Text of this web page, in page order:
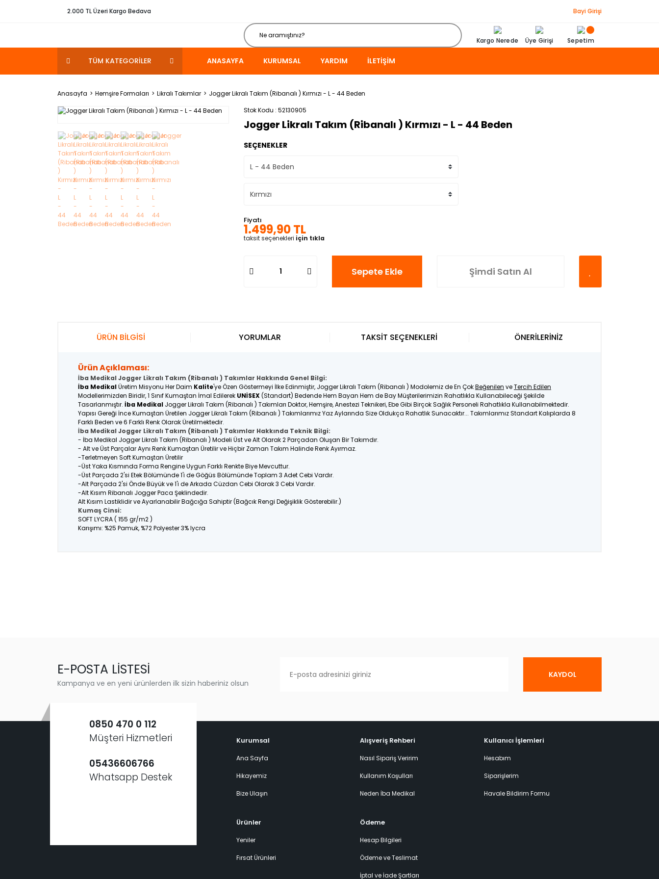
2.000 TL Üzeri Kargo Bedava Bayi Girişi
Kargo Nerede Üye Girişi Sepetim
TÜM KATEGORİLER ANASAYFA KURUMSAL YARDIM İLETIŞIM
Anasayfa Hemşire Formaları Likralı Takımlar
Jogger Likralı Takım (Ribanalı ) Kırmızı - L - 44 Beden
Stok Kodu 52130905
Jogger Likralı Takım (Ribanalı ) Kırmızı - L - 44 Beden
SEÇENEKLER
Fiyatı
1.499,90 TL
taksit seçenekleri için tıkla
Sepete Ekle Şimdi Satın Al
ÜRÜN BİLGİSİ
Ürün Açıklaması:
İba Medikal Jogger Likralı Takım (Ribanalı ) Takımlar Hakkında Genel Bilgi:
İba MedikalÜretim Misyonu Her Daim Kalite'ye Özen Göstermeyi İlke Edinmiştir, Jogger Likralı Takım (Ribanalı ) Modolemiz de En ÇokBeğenilen veTercih Edilen
Modellerimizden Biridir, 1 Sınıf Kumaştan İmal Edilerek UNİSEX (Standart) Bedende Hem Bayan Hem de Bay Müşterilerimizin Rahatlıkla Kullanabileceği Şekilde
Tasarlanmıştır. İba Medikal Jogger Likralı Takım (Ribanalı ) Takımları Doktor, Hemşire, Anestezi Teknikeri, Ebe Gibi Birçok Sağlık Personeli Rahatlıkla Kullanabilmektedir.
Yapısı Gereği İnce Kumaştan Üretilen Jogger Likralı Takım (Ribanalı ) Takımlarımız Yaz Aylarında Size Oldukça Rahatlık Sunacaktır... Takımlarımız Standart Kalıplarda 8
Farklı Beden ve 6 Farklı Renk Olarak Üretilmektedir.
İba Medikal Jogger Likralı Takım (Ribanalı ) Takımlar Hakkında Teknik Bilgi:
- İba Medikal Jogger Likralı Takım (Ribanalı ) Modeli Üst ve Alt Olarak 2 Parçadan Oluşan Bir Takımdır.
- Alt ve Üst Parçalar Aynı Renk Kumaştan Üretilir ve Hiçbir Zaman Takım Halinde Renk Ayırmaz.
-Terletmeyen Soft Kumaştan Üretilir
-Üst Yaka Kısmında Forma Rengine Uygun Farklı Renkte Biye Mevcuttur.
-Üst Parçada 2'si Etek Bölümünde 1'i de Göğüs Bölümünde Toplam 3 Adet Cebi Vardır.
-Alt Parçada 2'si Önde Büyük ve 1'i de Arkada Cüzdan Cebi Olarak 3 Cebi Vardır.
-Alt Kısım Ribanalı Jogger Paca Şeklindedir.
Alt Kısım Lastiklidir ve Ayarlanabilir Bağcığa Sahiptir (Bağcık Rengi Değişiklik Gösterebilir.)
Kumaş Cinsi:
SOFT LYCRA ( 155 gr/m2 )
Karışımı: %25 Pamuk, %72 Polyester 3% lycra
YORUMLAR TAKSİT SEÇENEKLERİ ÖNERİLERİNİZ
E-POSTA LİSTESİ
Kampanya ve en yeni ürünlerden ilk sizin haberiniz olsun
KAYDOL
0850 470 0 112
Müşteri Hizmetleri
05436606766
Whatsapp Destek
Kurumsal
Ana Sayfa
Hikayemiz
Bize Ulaşın
Alışveriş Rehberi
Nasıl Sipariş Veririm
Kullanım Koşulları
Neden İba Medikal
Ürünler
Yeniler
Fırsat Ürünleri
Ödeme
Hesap Bilgileri
Ödeme ve Teslimat
İptal ve İade Şartları
Kullanıcı İşlemleri
Hesabım
Siparişlerim
Havale Bildirim Formu